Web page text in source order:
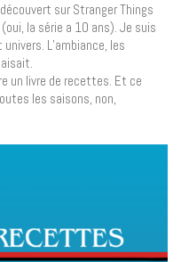
sur Stranger Things
la série a 10 ans). Je suis
L’ambiance, les
un livre de recettes. Et ce
les saisons, non,